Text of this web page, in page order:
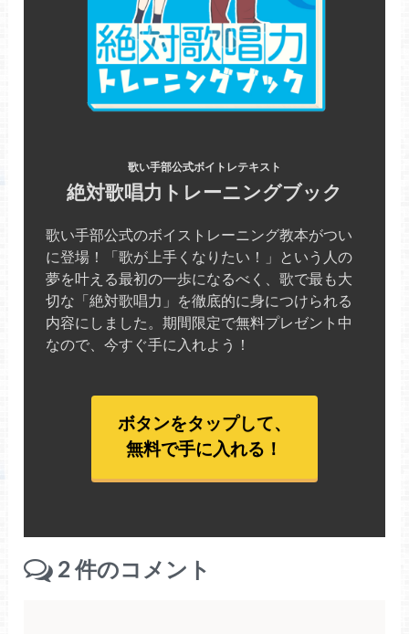
歌い手部公式ボイトレテキスト
絶対歌唱力トレーニングブック
歌い手部公式のボイストレーニング教本がつい
に登場！「歌が上手くなりたい！」という人の
夢を叶える最初の一歩になるべく、歌で最も大
切な「絶対歌唱力」を徹底的に身につけられる
内容にしました。期間限定で無料プレゼント中
なので、今すぐ手に入れよう！
ボタンをタップして、
無料で手に入れる！
2件のコメント